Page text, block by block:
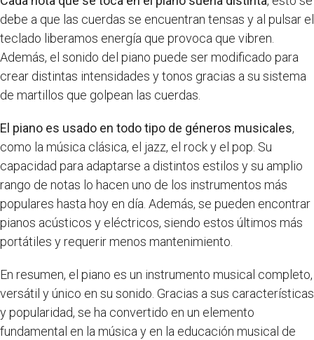
debe a que las cuerdas se encuentran tensas y al pulsar el
teclado liberamos energía que provoca que vibren.
Además, el sonido del piano puede ser modificado para
crear distintas intensidades y tonos gracias a su sistema
de martillos que golpean las cuerdas.
El piano es usado en todo tipo de géneros musicales,
como la música clásica, el jazz, el rock y el pop. Su
capacidad para adaptarse a distintos estilos y su amplio
rango de notas lo hacen uno de los instrumentos más
populares hasta hoy en día. Además, se pueden encontrar
pianos acústicos y eléctricos, siendo estos últimos más
portátiles y requerir menos mantenimiento.
En resumen, el piano es un instrumento musical completo,
versátil y único en su sonido. Gracias a sus características
y popularidad, se ha convertido en un elemento
fundamental en la música y en la educación musical de